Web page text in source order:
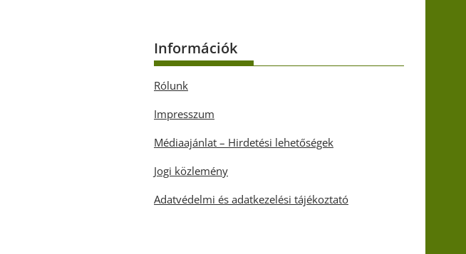
Információk
Rólunk
Impresszum
Médiaajánlat – Hirdetési lehetőségek
Jogi közlemény
Adatvédelmi és adatkezelési tájékoztató